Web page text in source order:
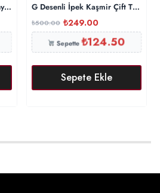
Şal Hijap Modeli – Haki
G Desenli İpek Kaşmir Çift Taraflı
₺500.00 ₺249.00
Sepette₺124.50
Sepete Ekle